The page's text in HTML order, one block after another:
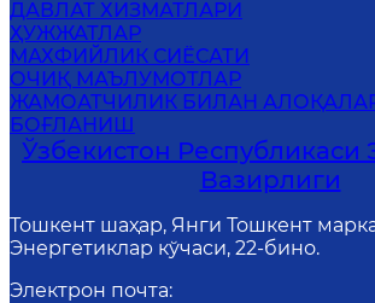
ДАВЛАТ ХИЗМАТЛАРИ
ҲУЖЖАТЛАР
МАХФИЙЛИК СИЁСАТИ
ОЧИҚ МАЪЛУМОТЛАР
ЖАМОАТЧИЛИК БИЛАН
БОҒЛАНИШ
Ўзбекистон Республикаси
Вазирлиги
Тошкент шаҳар, Янги Тошкент
Энергетиклар кўчаси, 22-бино.
Электрон почта: